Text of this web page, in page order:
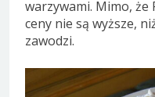
warzywami. Mimo, że
ceny nie są wyższe,
zawodzi.